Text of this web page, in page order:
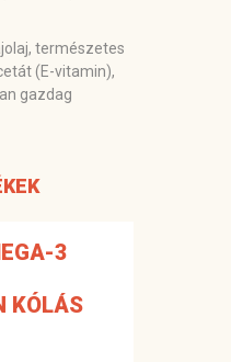
természetes
(E-vitamin),
gazdag
3
KÓLÁS